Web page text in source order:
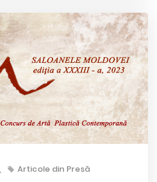
Articole din Presă